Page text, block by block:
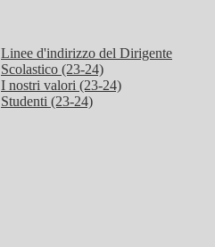
Linee d'indirizzo del Dirigente
Scolastico (23-24)
I nostri valori (23-24)
Studenti (23-24)